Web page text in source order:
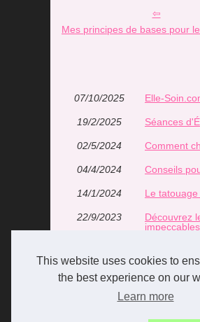
This website uses cookies to
the best experience on our
Learn more
Mes principes de bases pour
07/10/2025 Elle-
19/2/2025 Séances
02/5/2024 Comment
04/4/2024 Conseils
14/1/2024 Le
22/9/2023
Découvrez
impeccables
Der
14/6/2023 Utilisation
14/5/2023 Comment